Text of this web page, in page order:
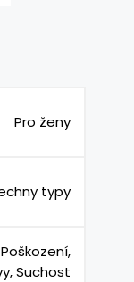
Pro ženy
typy
Suchost